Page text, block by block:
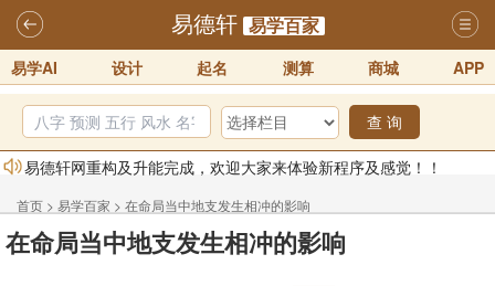
易德轩 易学百家
易学AI 设计 起名 测算 商城 APP
查 询
易德轩网重构及升能完成，欢迎大家来体验新程序及感觉！！
2025-07-01
2026年化太岁锦囊属马、鼠、牛、龙、兔、狗、鸡生肖化太岁开始预
首页 > 易学百家 > 在命局当中地支发生相冲的影响
在命局当中地支发生相冲的影响